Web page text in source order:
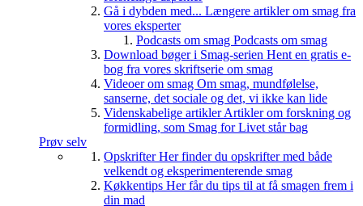
Gå i dybden med... Længere artikler om smag fra
vores eksperter
Podcasts om smag Podcasts om smag
Download bøger i Smag-serien Hent en gratis e-
bog fra vores skriftserie om smag
Videoer om smag Om smag, mundfølelse,
sanserne, det sociale og det, vi ikke kan lide
Videnskabelige artiklerArtikler om forskning og
formidling, som Smag for Livet står bag
Prøv selv
OpskrifterHer finder du opskrifter med både
velkendt og eksperimenterende smag
Køkkentips Her får du tips til at få smagen frem i
din mad